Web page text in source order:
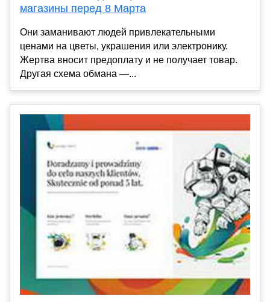
магазины перед 8 Марта
Они заманивают людей привлекательными
ценами на цветы, украшения или электронику.
Жертва вносит предоплату и не получает товар.
Другая схема обмана —...